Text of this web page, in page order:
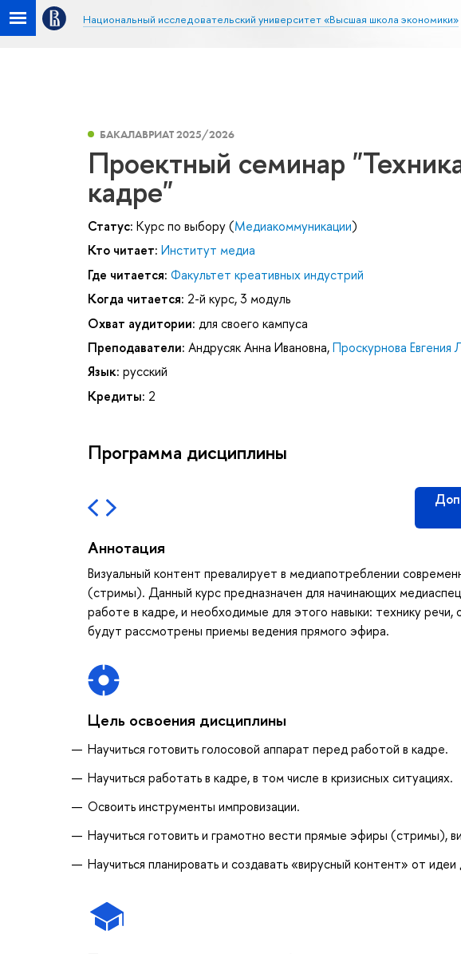
Национальный исследовательский университет «Высшая школа экономики»
БАКАЛАВРИАТ 2025/2026
Проектный семинар
кадре"
Статус: Курс по выбору (Медиакоммуникации)
Кто читает: Институт медиа
Где читается: Факультет креативных индустрий
Когда читается: 2-й курс, 3 модуль
Охват аудитории: для своего кампуса
Преподаватели: Андрусяк Анна Ивановна,Проскурнова Евгения
Язык: русский
Кредиты: 2
Программа дисциплины
Аннотация
Визуальный контент превалирует в медиапотреблении
(стримы). Данный курс предназначен для начинающих
работе в кадре, и необходимые для этого навыки: технику
будут рассмотрены приемы ведения прямого эфира.
Цель освоения дисциплины
Научиться готовить голосовой аппарат перед работой в кадре.
Научиться работать в кадре, в том числе в кризисных ситуациях.
Освоить инструменты импровизации.
Научиться готовить и грамотно вести прямые эфиры (стримы),
Научиться планировать и создавать «вирусный контент» от идеи